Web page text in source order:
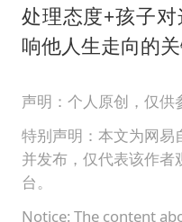
处理态度+孩子
响他人生走向的
声明：个人原创，仅供
特别声明：本文为网易
并发布，仅代表该作
台。
Notice: The content